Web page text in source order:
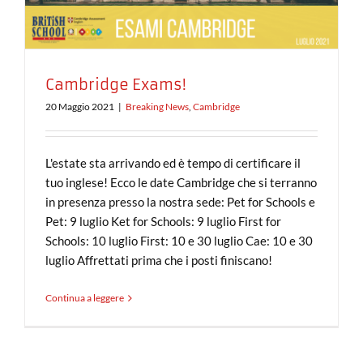
Cambridge Exams!
20 Maggio 2021 | Breaking News, Cambridge
L'estate sta arrivando ed è tempo di certificare il
tuo inglese! Ecco le date Cambridge che si terranno
in presenza presso la nostra sede: Pet for Schools e
Pet: 9 luglio Ket for Schools: 9 luglio First for
Schools: 10 luglio First: 10 e 30 luglio Cae: 10 e 30
luglio Affrettati prima che i posti finiscano!
Continua a leggere